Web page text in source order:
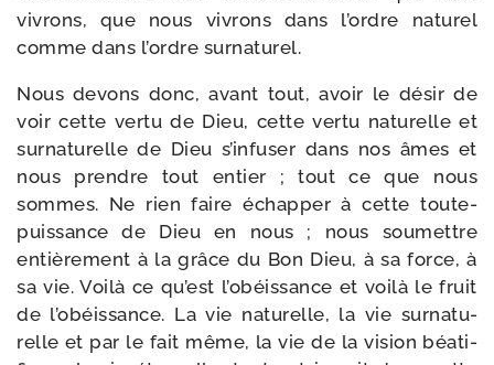
vivrons, que nous vivrons dans l’ordre natu­rel
comme dans l’ordre surnaturel.
Nous devons donc, avant tout, avoir le désir de
voir cette ver­tu de Dieu, cette ver­tu natu­relle et
sur­na­tu­relle de Dieu s’infuser dans nos âmes et
nous prendre tout entier ; tout ce que nous
sommes. Ne rien faire échap­per à cette toute-​
puissance de Dieu en nous ; nous sou­mettre
entiè­re­ment à la grâce du Bon Dieu, à sa force, à
sa vie. Voilà ce qu’est l’obéissance et voi­là le fruit
de l’obéissance. La vie natu­relle, la vie sur­na­tu­
relle et par le fait même, la vie de la vision béa­ti­